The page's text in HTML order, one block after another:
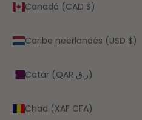
Canadá (CAD $)
Caribe neerlandés (USD $)
Catar (QAR ر.ق)
Chad (XAF CFA)